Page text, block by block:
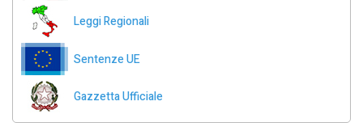
Leggi Regionali
Sentenze UE
Gazzetta Ufficiale